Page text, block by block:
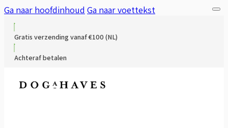
Ga naar hoofdinhoud Ga naar voettekst
Gratis verzending vanaf €100 (NL)
Achteraf betalen